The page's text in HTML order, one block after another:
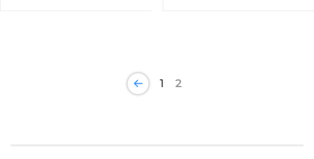
1 2